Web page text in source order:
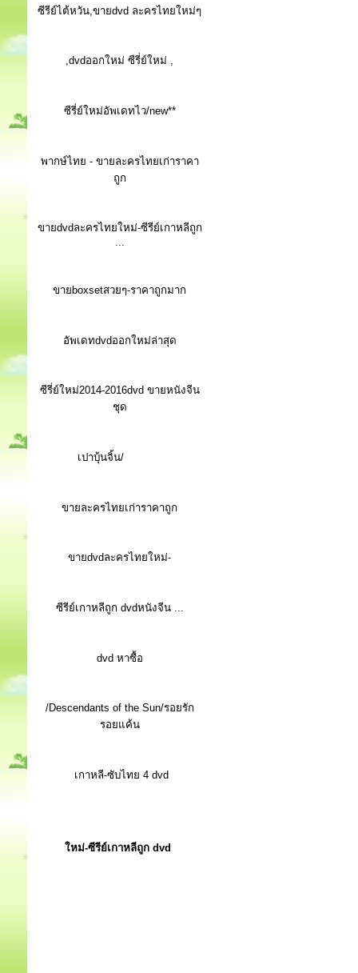
ซีรีย์ไต้หวัน,ขายdvd ละครไทยใหม่ๆ
,dvdออกใหม่ ซีรี่ย์ใหม่ ,
ซีรี่ย์ใหม่อัพเดทไว/new**
พากษ์ไทย - ขายละครไทยเก่าราคา
ถูก
ขายdvdละครไทยใหม่-ซีรีย์เกาหลีถูก
...
ขายboxsetสวยๆ-ราคาถูกมาก
อัพเดทdvdออกใหม่ล่าสุด
ซีรี่ย์ใหม่2014-2016dvd ขายหนังจีน
ชุด
เปาบุ้นจิ้น/
ขายละครไทยเก่าราคาถูก
ขายdvdละครไทยใหม่-
ซีรีย์เกาหลีถูก dvdหนังจีน ...
dvd หาซื้อ
/Descendants of the Sun/รอยรัก
รอยแค้น
เกาหลี-ซับไทย 4 dvd
ใหม่-ซีรีย์เกาหลีถูก dvd